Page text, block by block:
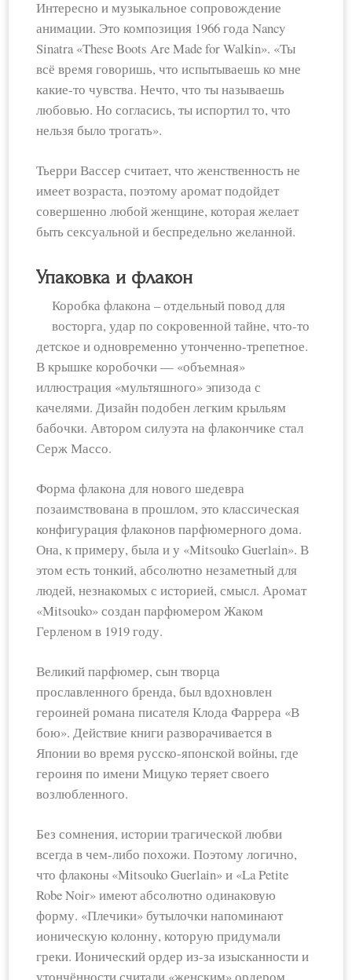
Интересно и музыкальное сопровождение
анимации. Это композиция 1966 года Nancy
Sinatra «These Boots Are Made for Walkin». «Ты
всё время говоришь, что испытываешь ко мне
какие-то чувства. Нечто, что ты называешь
любовью. Но согласись, ты испортил то, что
нельзя было трогать».
Тьерри Вассер считает, что женственность не
имеет возраста, поэтому аромат подойдет
совершенно любой женщине, которая желает
быть сексуальной и беспредельно желанной.
Упаковка и флакон
Коробка флакона – отдельный повод для
восторга, удар по сокровенной тайне, что-то
детское и одновременно утонченно-трепетное.
В крышке коробочки — «объемная»
иллюстрация «мультяшного» эпизода с
качелями. Дизайн подобен легким крыльям
бабочки. Автором силуэта на флакончике стал
Серж Массо.
Форма флакона для нового шедевра
позаимствована в прошлом, это классическая
конфигурация флаконов парфюмерного дома.
Она, к примеру, была и у «Mitsouko Guerlain». В
этом есть тонкий, абсолютно незаметный для
людей, незнакомых с историей, смысл. Аромат
«Mitsouko» создан парфюмером Жаком
Герленом в 1919 году.
Великий парфюмер, сын творца
прославленного бренда, был вдохновлен
героиней романа писателя Клода Фаррера «В
бою». Действие книги разворачивается в
Японии во время русско-японской войны, где
героиня по имени Mицуко теряет своего
возлюбленного.
Без сомнения, истории трагической любви
всегда в чем-либо похожи. Поэтому логично,
что флаконы «Mitsouko Guerlain» и «La Petite
Robe Noir» имеют абсолютно одинаковую
форму. «Плечики» бутылочки напоминают
ионическую колонну, которую придумали
греки. Ионический ордер из-за изысканности и